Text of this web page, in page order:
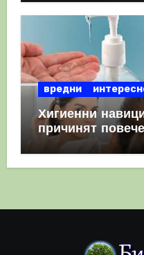
вредни
Хигиенни
причинят
полза